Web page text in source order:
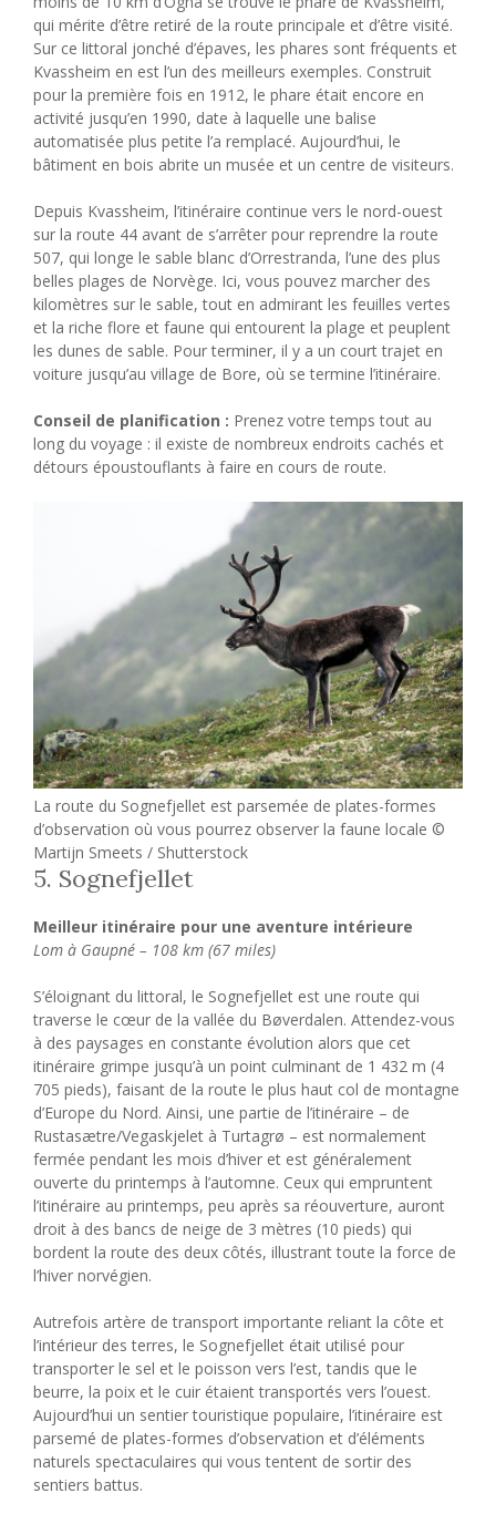
qui mérite d’être retiré de la route principale et d’être visité.
Sur ce littoral jonché d’épaves, les phares sont fréquents et
Kvassheim en est l’un des meilleurs exemples. Construit
pour la première fois en 1912, le phare était encore en
activité jusqu’en 1990, date à laquelle une balise
automatisée plus petite l’a remplacé. Aujourd’hui, le
bâtiment en bois abrite un musée et un centre de visiteurs.
Depuis Kvassheim, l’itinéraire continue vers le nord-ouest
sur la route 44 avant de s’arrêter pour reprendre la route
507, qui longe le sable blanc d’Orrestranda, l’une des plus
belles plages de Norvège. Ici, vous pouvez marcher des
kilomètres sur le sable, tout en admirant les feuilles vertes
et la riche flore et faune qui entourent la plage et peuplent
les dunes de sable. Pour terminer, il y a un court trajet en
voiture jusqu’au village de Bore, où se termine l’itinéraire.
Conseil de planification : Prenez votre temps tout au
long du voyage : il existe de nombreux endroits cachés et
détours époustouflants à faire en cours de route.
La route du Sognefjellet est parsemée de plates-formes
d’observation où vous pourrez observer la faune locale ©
Martijn Smeets / Shutterstock
5. Sognefjellet
Meilleur itinéraire pour une aventure intérieure
Lom à Gaupné – 108 km (67 miles)
S’éloignant du littoral, le Sognefjellet est une route qui
traverse le cœur de la vallée du Bøverdalen. Attendez-vous
à des paysages en constante évolution alors que cet
itinéraire grimpe jusqu’à un point culminant de 1 432 m (4
705 pieds), faisant de la route le plus haut col de montagne
d’Europe du Nord. Ainsi, une partie de l’itinéraire – de
Rustasætre/Vegaskjelet à Turtagrø – est normalement
fermée pendant les mois d’hiver et est généralement
ouverte du printemps à l’automne. Ceux qui empruntent
l’itinéraire au printemps, peu après sa réouverture, auront
droit à des bancs de neige de 3 mètres (10 pieds) qui
bordent la route des deux côtés, illustrant toute la force de
l’hiver norvégien.
Autrefois artère de transport importante reliant la côte et
l’intérieur des terres, le Sognefjellet était utilisé pour
transporter le sel et le poisson vers l’est, tandis que le
beurre, la poix et le cuir étaient transportés vers l’ouest.
Aujourd’hui un sentier touristique populaire, l’itinéraire est
parsemé de plates-formes d’observation et d’éléments
naturels spectaculaires qui vous tentent de sortir des
sentiers battus.